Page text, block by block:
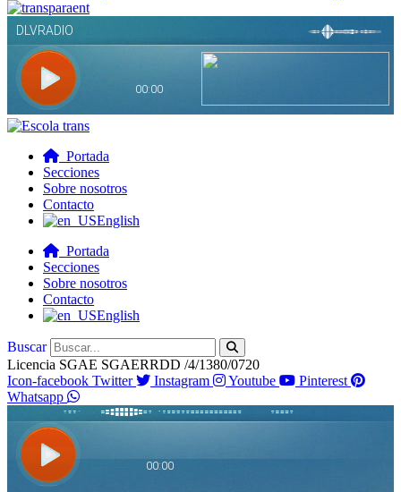
Portada
Secciones
Sobre nosotros
Contacto
English
Portada
Secciones
Sobre nosotros
Contacto
English
Buscar
Licencia SGAE SGAERRDD /4/1380/0720
Icon-facebook Twitter Instagram Youtube
Pinterest
Whatsapp